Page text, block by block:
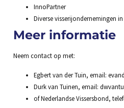
InnoPartner
Diverse visserijondernemingen in
Meer informatie
Neem contact op met:
Egbert van der Tuin, email:
Durk van Tuinen, email:
of Nederlandse Vissersbond,